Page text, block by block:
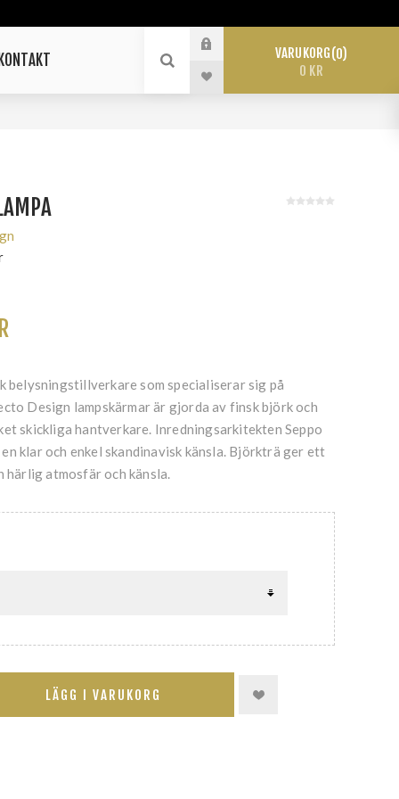
KONTAKT VARUKORG 0
0 KR
belysningstillverkare som specialiserar sig på
Design lampskärmar är gjorda av finsk björk och
skickliga hantverkare. Inredningsarkitekten Seppo
klar och enkel skandinavisk känsla. Björkträ ger ett
härlig atmosfär och känsla.
LÄGG I VARUKORG